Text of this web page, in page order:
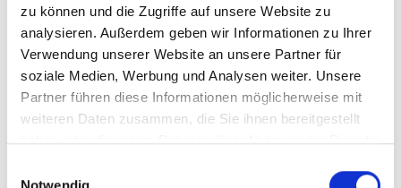
zu können und die Zugriffe auf unsere Website zu
analysieren. Außerdem geben wir Informationen zu Ihrer
Verwendung unserer Website an unsere Partner für
soziale Medien, Werbung und Analysen weiter. Unsere
Partner führen diese Informationen möglicherweise mit
weiteren Daten zusammen, die Sie ihnen bereitgestellt
haben oder die sie im Rahmen Ihrer Nutzung der Dienste
Leistungsspektrum.
mehr zur individuellen Planung erfahren